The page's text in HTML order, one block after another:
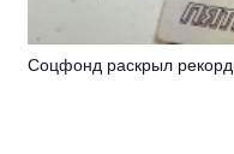
Соцфонд раскрыл